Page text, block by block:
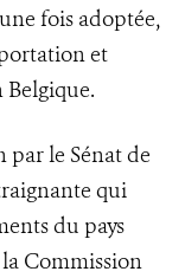
fois adoptée,
et
par le Sénat de
qui
du pays
Commission